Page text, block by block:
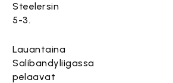
Steelersin
5-3.
Lauantaina
Salibandyliigassa
pelaavat